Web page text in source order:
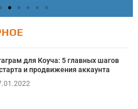
свою жизнь?
шкалы локуса контроля
Роттера
для Коуча: 5 главных шагов
и продвижения аккаунта